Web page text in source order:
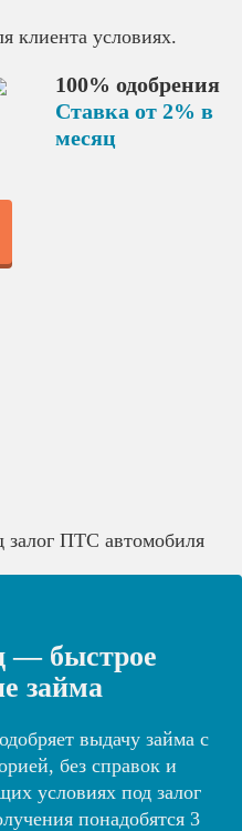
клиента условиях.
100% одобрения
Ставка от 2% в
месяц
— быстрое
займа
выдачу займа с
без справок и
условиях под залог
понадобятся 3